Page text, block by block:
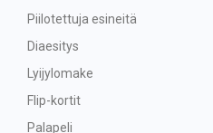
Piilotettuja esineitä
Diaesitys
Lyijylomake
Flip-kortit
Palapeli